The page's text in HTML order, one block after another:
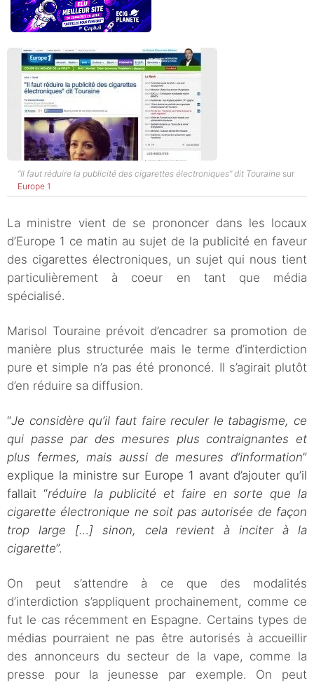
“Il faut réduire la publicité des cigarettes électroniques” dit Touraine sur
Europe 1
La ministre vient de se prononcer dans les locaux
d’Europe 1 ce matin au sujet de la publicité en faveur
des cigarettes électroniques, un sujet qui nous tient
particulièrement à coeur en tant que média
spécialisé.
Marisol Touraine prévoit d’encadrer sa promotion de
manière plus structurée mais le terme d’interdiction
pure et simple n’a pas été prononcé. Il s’agirait plutôt
d’en réduire sa diffusion.
“Je considère qu’il faut faire reculer le tabagisme, ce
qui passe par des mesures plus contraignantes et
plus fermes, mais aussi de mesures d’information”
explique la ministre sur Europe 1 avant d’ajouter qu’il
fallait “réduire la publicité et faire en sorte que la
cigarette électronique ne soit pas autorisée de façon
trop large […] sinon, cela revient à inciter à la
cigarette”.
On peut s’attendre à ce que des modalités
d’interdiction s’appliquent prochainement, comme ce
fut le cas récemment en Espagne. Certains types de
médias pourraient ne pas être autorisés à accueillir
des annonceurs du secteur de la vape, comme la
presse pour la jeunesse par exemple. On peut